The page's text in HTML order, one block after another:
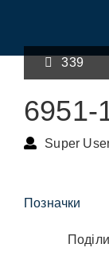
339
6951-
Super
Позначки